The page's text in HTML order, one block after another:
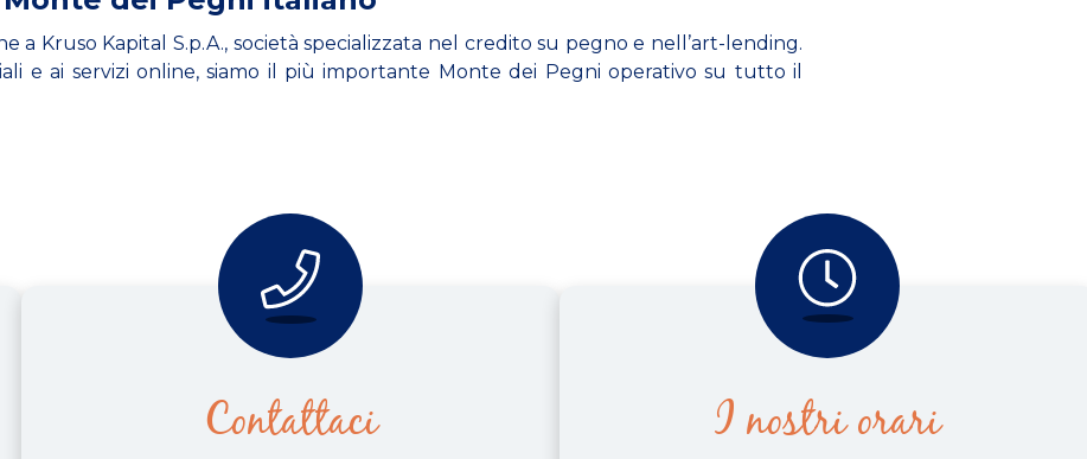
a Kruso Kapital S.p.A., società specializzata nel credito su pegno e nell’art-lending.
e ai servizi online, siamo il più importante Monte dei Pegni operativo su tutto il
Contattaci I nostri orari